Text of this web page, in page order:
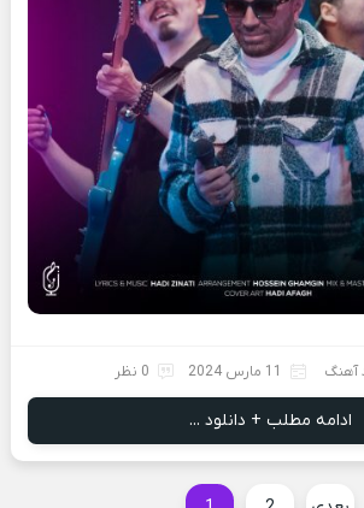
آهنگ 11 مارس 2024 0 نظر
ادامه مطلب + دانلود ...